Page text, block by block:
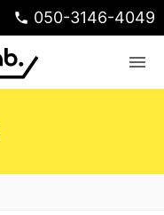
phone 050-3146-4049
menu